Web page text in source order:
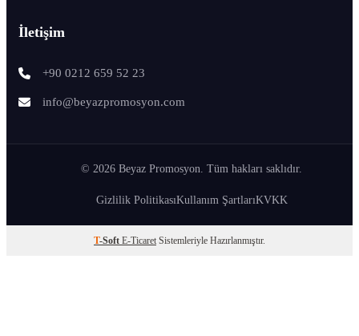
İletişim
+90 0212 659 52 23
info@beyazpromosyon.com
© 2026 Beyaz Promosyon. Tüm hakları saklıdır.
Gizlilik PolitikasıKullanım ŞartlarıKVKK
T-Soft E-Ticaret Sistemleriyle Hazırlanmıştır.